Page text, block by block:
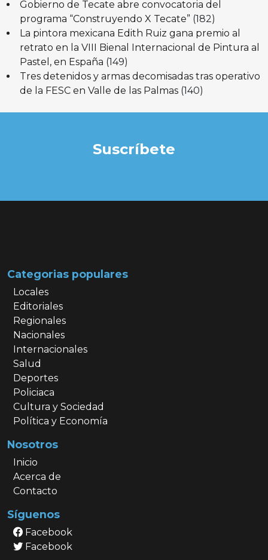
Gobierno de Tecate abre convocatoria del
programa “Construyendo X Tecate” (182)
La pintora mexicana Edith Ruiz gana premio al
retrato en la VIII Bienal Internacional de Pintura al
Pastel, en España (149)
Tres detenidos y armas decomisadas tras operativo
de la FESC en Valle de las Palmas (140)
Suscríbete
Categorias populares
Locales
Editoriales
Regionales
Nacionales
Internacionales
Salud
Deportes
Policiaca
Cultura y Sociedad
Política y Economía
Nosotros
Inicio
Acerca de
Contacto
Síguenos
Facebook
Facebook